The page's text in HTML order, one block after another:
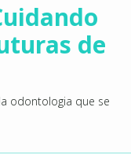
de
odontologia que se